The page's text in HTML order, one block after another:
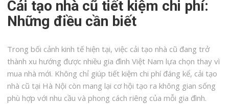
Cải tạo nhà cũ tiết kiệm chi phí:
Những điều cần biết
Trong bối cảnh kinh tế hiện tại, việc cải tạo nhà cũ đang trở
thành xu hướng được nhiều gia đình Việt Nam lựa chọn thay vì
mua nhà mới. Không chỉ giúp tiết kiệm chi phí đáng kể, cải tạo
nhà cũ tại Hà Nội còn mang lại cơ hội tạo ra không gian sống
phù hợp với nhu cầu và phong cách riêng của mỗi gia đình.